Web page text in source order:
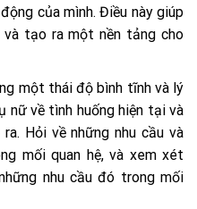
của mình. Điều này giúp
và tạo ra một nền tảng cho
một thái độ bình tĩnh và lý
nữ về tình huống hiện tại và
Hỏi về những nhu cầu và
mối quan hệ, và xem xét
nhu cầu đó trong mối